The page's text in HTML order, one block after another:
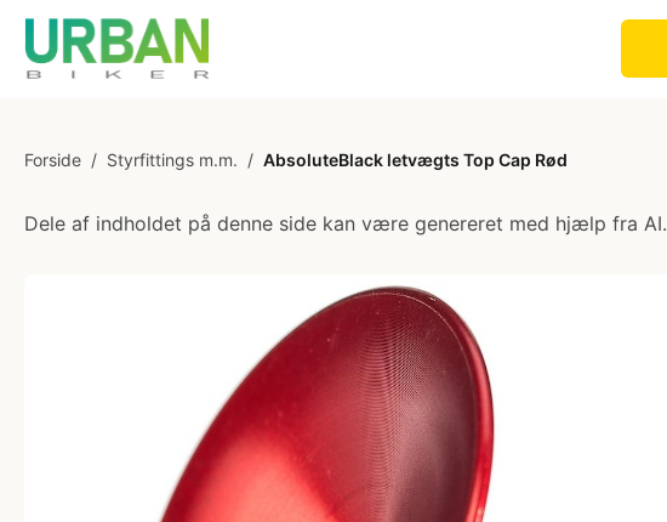
Forside / Styrfittings m.m. / AbsoluteBlack letvægts Top Cap Rød
Dele af indholdet på denne side kan være genereret med hjælp fra AI.